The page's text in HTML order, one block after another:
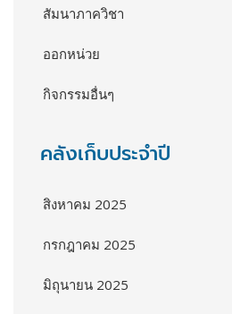
สัมนาภาควิชา
ออกหน่วย
กิจกรรมอื่นๆ
คลังเก็บประจำปี
สิงหาคม 2025
กรกฎาคม 2025
มิถุนายน 2025